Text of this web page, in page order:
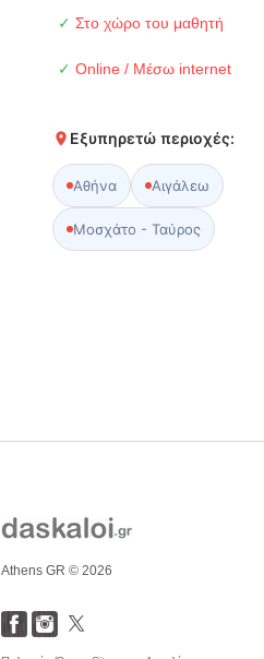
✓ Στο χώρο του μαθητή
✓ Online / Μέσω internet
Εξυπηρετώ περιοχές:
Αθήνα Αιγάλεω
Μοσχάτο - Ταύρος
Athens GR © 2026